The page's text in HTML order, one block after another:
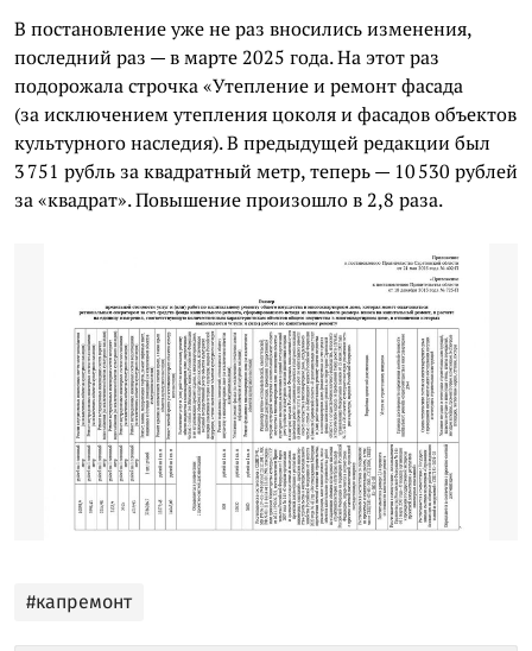
В постановление уже не раз вносились изменения,
последний раз — в марте 2025 года. На этот раз
подорожала строчка «Утепление и ремонт фасада
(за исключением утепления цоколя и фасадов объектов
культурного наследия). В предыдущей редакции был
3 751 рубль за квадратный метр, теперь — 10 530 рублей
за «квадрат». Повышение произошло в 2,8 раза.
#капремонт